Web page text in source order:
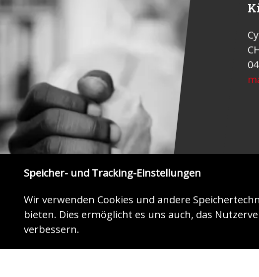
ZEIGEN SIE HERZ
Jetzt mit Ihrer Spende helfen
Speicher- und Tracking-Einstellungen
Wir verwenden Cookies und andere
bieten. Dies ermöglicht es uns auch, das
verbessern.